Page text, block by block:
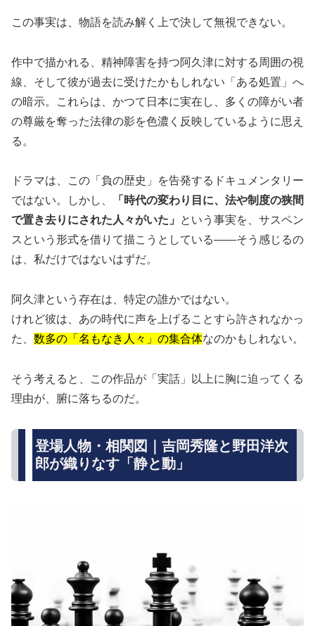
この事実は、物語を読み解く上で決して無視できない。
作中で描かれる、精神障害を持つ阿久津に対する周囲の視
線、そして彼が過去に受けたかもしれない「ある処置」へ
の暗示。これらは、かつて日本に実在し、多くの障がい者
の尊厳を奪った法律の影を色濃く反映しているように思え
る。
ドラマは、この「負の歴史」を告発するドキュメンタリー
ではない。しかし、
「時代の変わり目に、法や制度の狭間
で置き去りにされた人々がいた」
という事実を、サスペン
スという形式を借りて描こうとしている——そう感じるの
は、私だけではないはずだ。
阿久津という存在は、特定の誰かではない。
けれど彼は、あの時代に声を上げることすら許されなかっ
た、 数多の「名もなき人々」の集合体なのかもしれない。
そう考えると、この作品が「実話」以上に胸に迫ってくる
理由が、腑に落ちるのだ。
登場人物・相関図｜吉岡秀隆と野田洋次
郎が織りなす「静と動」